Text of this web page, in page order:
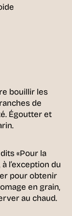
bouillir les
de
Égoutter et
«Pour la
l’exception du
pour obtenir
en grain,
au chaud.